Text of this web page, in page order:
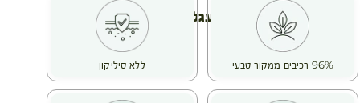
עגלת קניות
96% רכיבים ממקור טבעי ללא סיליקון